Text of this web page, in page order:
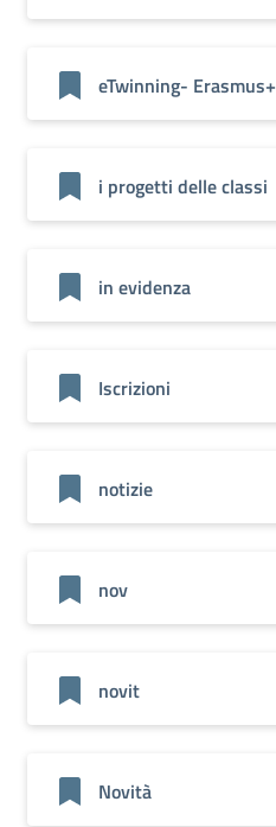
eTwinning- Erasmus+
i progetti delle classi
in evidenza
Iscrizioni
notizie
nov
novit
Novità